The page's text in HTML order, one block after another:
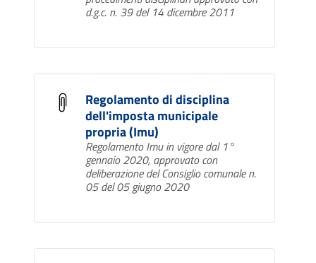
d.g.c. n. 39 del 14 dicembre 2011
Regolamento di disciplina
dell'imposta municipale
propria (Imu)
Regolamento Imu in vigore dal 1°
gennaio 2020, approvato con
deliberazione del Consiglio comunale n.
05 del 05 giugno 2020